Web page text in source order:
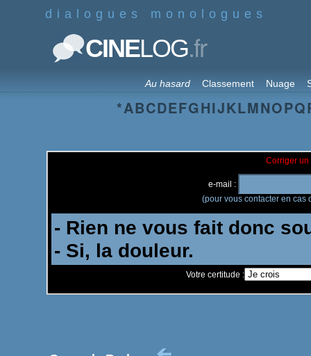
dialogues monologues
CINELOG.fr
Au hasard Classement Nuage
*ABCDEFGHIJKLMNOPQ
Corriger un
e-mail :
(pour vous contacter en cas
Votre certitude :